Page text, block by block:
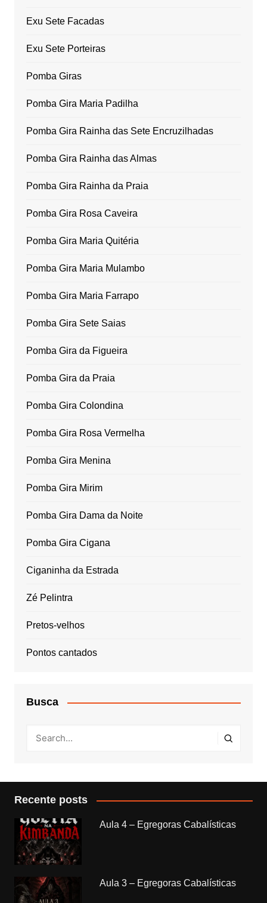
Exu Sete Facadas
Exu Sete Porteiras
Pomba Giras
Pomba Gira Maria Padilha
Pomba Gira Rainha das Sete Encruzilhadas
Pomba Gira Rainha das Almas
Pomba Gira Rainha da Praia
Pomba Gira Rosa Caveira
Pomba Gira Maria Quitéria
Pomba Gira Maria Mulambo
Pomba Gira Maria Farrapo
Pomba Gira Sete Saias
Pomba Gira da Figueira
Pomba Gira da Praia
Pomba Gira Colondina
Pomba Gira Rosa Vermelha
Pomba Gira Menina
Pomba Gira Mirim
Pomba Gira Dama da Noite
Pomba Gira Cigana
Ciganinha da Estrada
Zé Pelintra
Pretos-velhos
Pontos cantados
Busca
Recente posts
Aula 4 – Egregoras Cabalísticas
Aula 3 – Egregoras Cabalísticas